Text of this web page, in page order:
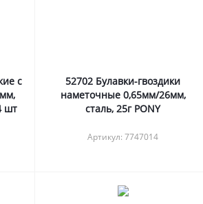
с
шт
52702 Булавки-гвоздики
наметочные 0,65мм/26мм,
сталь, 25г PONY
Артикул: 7747014